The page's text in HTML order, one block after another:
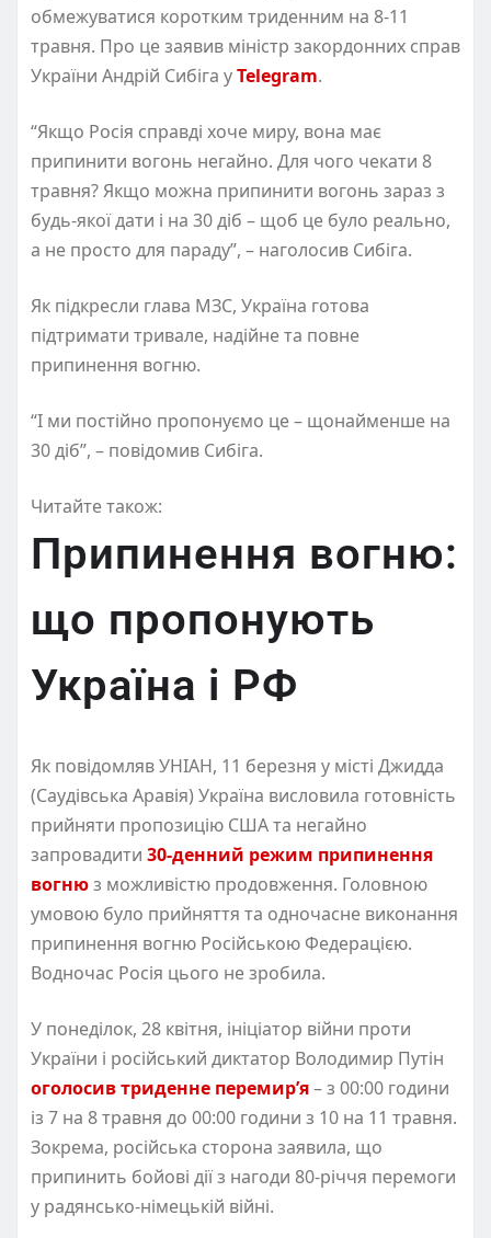
обмежуватися коротким триденним на 8-11
травня. Про це заявив міністр закордонних справ
України Андрій Сибіга уTelegram.
“Якщо Росія справді хоче миру, вона має
припинити вогонь негайно. Для чого чекати 8
травня? Якщо можна припинити вогонь зараз з
будь-якої дати і на 30 діб – щоб це було реально,
а не просто для параду”, – наголосив Сибіга.
Як підкресли глава МЗС, Україна готова
підтримати тривале, надійне та повне
припинення вогню.
“І ми постійно пропонуємо це – щонайменше на
30 діб”, – повідомив Сибіга.
Читайте також:
Припинення вогню:
що пропонують
Україна і РФ
Як повідомляв УНІАН, 11 березня у місті Джидда
(Саудівська Аравія) Україна висловила готовність
прийняти пропозицію США та негайно
запровадити 30-денний режим припинення
вогнюз можливістю продовження. Головною
умовою було прийняття та одночасне виконання
припинення вогню Російською Федерацією.
Водночас Росія цього не зробила.
У понеділок, 28 квітня, ініціатор війни проти
України і російський диктатор Володимир Путін
оголосив триденне перемир’я– з 00:00 години
із 7 на 8 травня до 00:00 години з 10 на 11 травня.
Зокрема, російська сторона заявила, що
припинить бойові дії з нагоди 80-річчя перемоги
у радянсько-німецькій війні.